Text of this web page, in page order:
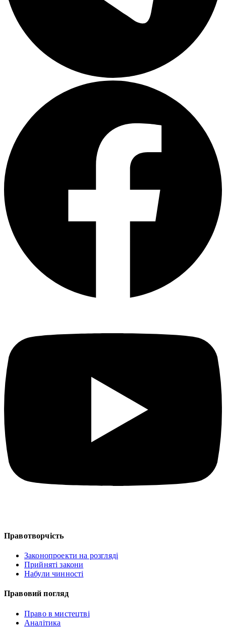
Правотворчість
Законопроекти на розгляді
Прийняті закони
Набули чинності
Правовий погляд
Право в мистецтві
Аналітика